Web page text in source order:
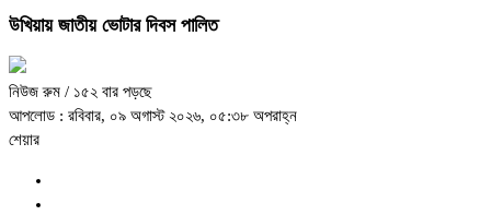
উখিয়ায় জাতীয় ভোটার দিবস পালিত
নিউজ রুম / ১৫২ বার পড়ছে
আপলোড : রবিবার, ০৯ অগাস্ট ২০২৬, ০৫:৩৮ অপরাহ্ন
শেয়ার